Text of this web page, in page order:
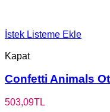
İstek Listeme Ekle
Kapat
Confetti Animals
503,09TL